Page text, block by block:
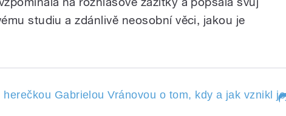
studiu a zdánlivě neosobní věci, jakou je
herečkou Gabrielou Vránovou o tom, kdy a jak vznikl